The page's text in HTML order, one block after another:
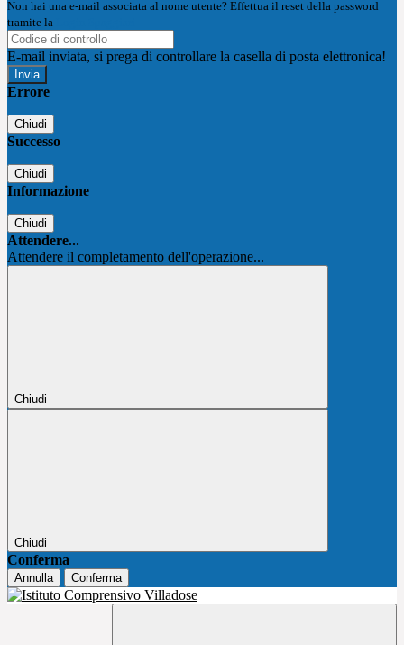
Non hai una e-mail associata al nome utente? Effettua il reset della password
tramite la
E-mail inviata, si prega di controllare la casella di posta elettronica!
Errore
Chiudi
Successo
Chiudi
Informazione
Chiudi
Attendere...
Attendere il completamento dell'operazione...
Chiudi
Chiudi
Conferma
Annulla Conferma